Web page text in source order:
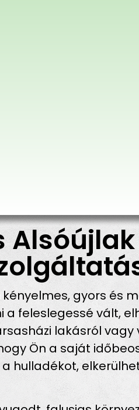
kényelmes, gyors és
a feleslegessé vált,
lakásról vagy
Ön a saját
a hulladékot,